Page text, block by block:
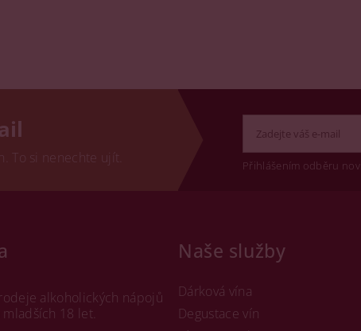
To si nenechte ujít. Přihlášením odběru
alkoholických nápojů
18 let.
Naše služby
Dárková vína
Degustace vín